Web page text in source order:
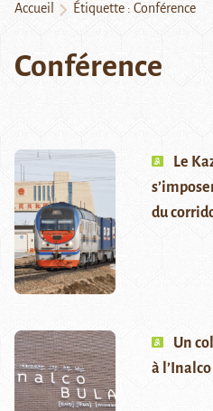
Accueil Étiquette : Conférence
Conférence
Le
du
Un
à l’Inalco